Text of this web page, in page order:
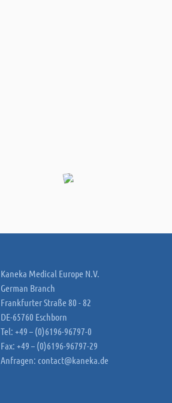
Kaneka Medical Europe N.V.
German Branch
Frankfurter Straße 80 - 82
DE-65760 Eschborn
Tel: +49 – (0)6196-96797-0
Fax: +49 – (0)6196-96797-29
Anfragen:contact@kaneka.de